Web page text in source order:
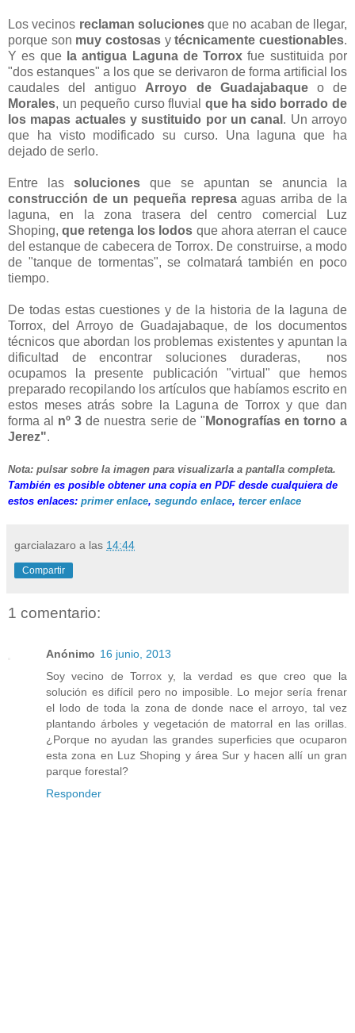
Los vecinos reclaman soluciones que no acaban de llegar,
porque son muy costosas ytécnicamente cuestionables.
Y es que la antigua Laguna de Torrox fue sustituida por
"dos estanques" a los que se derivaron de forma artificial los
caudales del antiguo Arroyo de Guadajabaqueo de
Morales, un pequeño curso fluvial que ha sido borrado de
los mapas actuales y sustituido por un canal . Un arroyo
que ha visto modificado su curso. Una laguna que ha
dejado de serlo.
Entre las soluciones que se apuntan se anuncia la
construcción de un pequeña represaaguas arriba de la
laguna, en la zona trasera del centro comercial Luz
Shoping,que retenga los lodos que ahora aterran el cauce
del estanque de cabecera de Torrox. De construirse, a modo
de "tanque de tormentas", se colmatará también en poco
tiempo.
De todas estas cuestiones y de la historia de la laguna de
Torrox, del Arroyo de Guadajabaque, de los documentos
técnicos que abordan los problemas existentes y apuntan la
dificultad de encontrar soluciones duraderas, nos
ocupamos la presente publicación "virtual" que hemos
preparado recopilando los artículos que habíamos escrito en
estos meses atrás sobre la Laguna de Torrox y que dan
forma al nº 3de nuestra serie de " Monografías en torno a
Jerez".
Nota: pulsar sobre la imagen para visualizarla a pantalla completa.
También es posible obtener una copia en PDF desde cualquiera de
estos enlaces: primer enlace, segundo enlace, tercer enlace
garcialazaro a las 14:44
Compartir
1 comentario:
Anónimo 16 junio, 2013
Soy vecino de Torrox y, la verdad es que creo que la
solución es difícil pero no imposible. Lo mejor sería frenar
el lodo de toda la zona de donde nace el arroyo, tal vez
plantando árboles y vegetación de matorral en las orillas.
¿Porque no ayudan las grandes superficies que ocuparon
esta zona en Luz Shoping y área Sur y hacen allí un gran
parque forestal?
Responder